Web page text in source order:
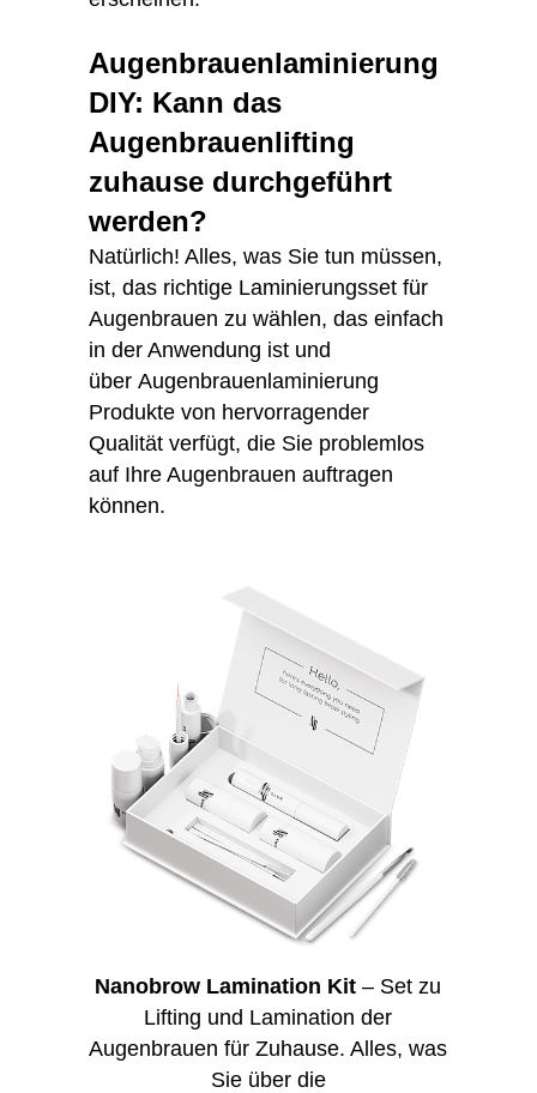
Augenbrauenlaminierung
DIY: Kann das
Augenbrauenlifting
zuhause durchgeführt
werden?
Natürlich! Alles, was Sie tun müssen,
ist, das richtige Laminierungsset für
Augenbrauen zu wählen, das einfach
in der Anwendung ist und
über Augenbrauenlaminierung
Produkte von hervorragender
Qualität verfügt, die Sie problemlos
auf Ihre Augenbrauen auftragen
können.
Nanobrow Lamination Kit– Set zu
Lifting und Lamination der
Augenbrauen für Zuhause. Alles, was
Sie über die